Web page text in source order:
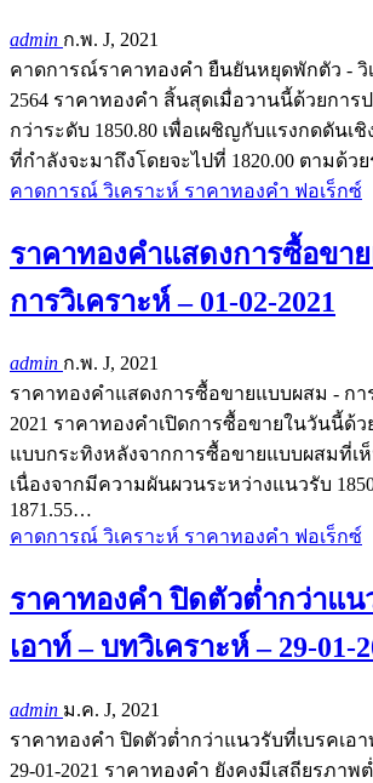
admin ก.พ. J, 2021
คาดการณ์ราคาทองคำ ยืนยันหยุดพักตัว - วิเ
2564 ราคาทองคำ สิ้นสุดเมื่อวานนี้ด้วยการ
กว่าระดับ 1850.80 เพื่อเผชิญกับแรงกดดันเ
ที่กำลังจะมาถึงโดยจะไปที่ 1820.00 ตามด้ว
คาดการณ์ วิเคราะห์ ราคาทองคำ ฟอเร็กซ์
ราคาทองคำแสดงการซื้อขา
การวิเคราะห์ – 01-02-2021
admin ก.พ. J, 2021
ราคาทองคำแสดงการซื้อขายแบบผสม - การ
2021 ราคาทองคำเปิดการซื้อขายในวันนี้ด้ว
แบบกระทิงหลังจากการซื้อขายแบบผสมที่เ
เนื่องจากมีความผันผวนระหว่างแนวรับ
1871.55…
คาดการณ์ วิเคราะห์ ราคาทองคำ ฟอเร็กซ์
ราคาทองคำ ปิดตัวต่ำกว่าแน
เอาท์ – บทวิเคราะห์ – 29-01-
admin ม.ค. J, 2021
ราคาทองคำ ปิดตัวต่ำกว่าแนวรับที่เบรคเอา
29-01-2021 ราคาทองคำ ยังคงมีเสถียรภาพ